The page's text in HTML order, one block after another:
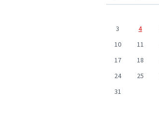
3
4
10
11
17
18
24
25
31